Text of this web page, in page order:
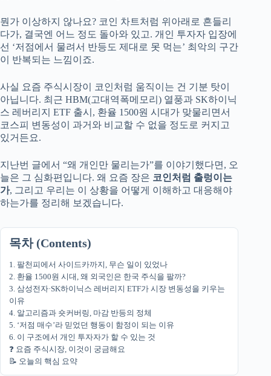
뭔가 이상하지 않나요? 코인 차트처럼 위아래로 흔들리
다가, 결국엔 어느 정도 돌아와 있고. 개인 투자자 입장에
선 ‘저점에서 물려서 반등도 제대로 못 먹는’ 최악의 구간
이 반복되는 느낌이죠.
사실 요즘 주식시장이 코인처럼 움직이는 건 기분 탓이
아닙니다. 최근 HBM(고대역폭메모리) 열풍과 SK하이닉
스 레버리지 ETF 출시, 환율 1500원 시대가 맞물리면서
코스피 변동성이 과거와 비교할 수 없을 정도로 커지고
있거든요.
지난번 글에서 “왜 개인만 물리는가”를 이야기했다면, 오
늘은 그 심화편입니다. 왜 요즘 장은 코인처럼 출렁이는
가, 그리고 우리는 이 상황을 어떻게 이해하고 대응해야
하는가를 정리해 보겠습니다.
목차 (Contents)
1. 팔천피에서 사이드카까지, 무슨 일이 있었나
2. 환율 1500원 시대, 왜 외국인은 한국 주식을 팔까?
3. 삼성전자·SK하이닉스 레버리지 ETF가 시장 변동성을 키우는
이유
4. 알고리즘과 숏커버링, 마감 반등의 정체
5. ‘저점 매수’라 믿었던 행동이 함정이 되는 이유
6. 이 구조에서 개인 투자자가 할 수 있는 것
❓ 요즘 주식시장, 이것이 궁금해요
📝 오늘의 핵심 요약